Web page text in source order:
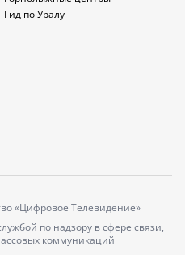
Гид по Уралу
«Цифровое Телевидение»
по надзору в сфере связи,
коммуникаций